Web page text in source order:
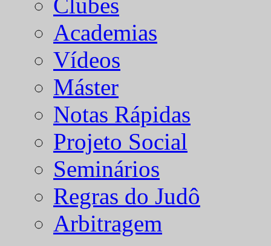
Academias
Vídeos
Máster
Notas Rápidas
Projeto Social
Seminários
Regras do Judô
Arbitragem